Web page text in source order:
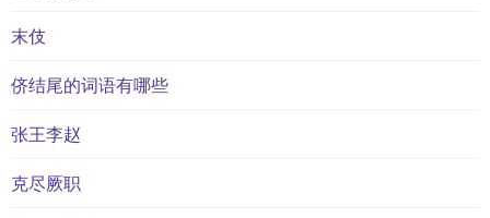
末伎
侪结尾的词语有哪些
张王李赵
克尽厥职